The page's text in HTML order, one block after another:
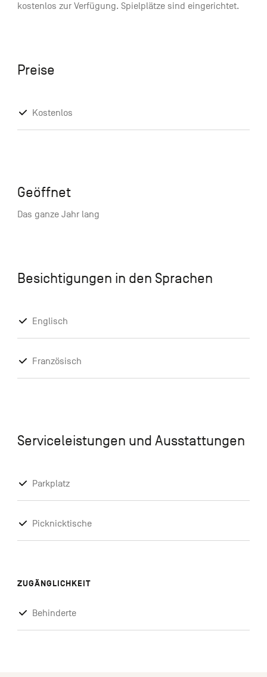
kostenlos zur Verfügung. Spielplätze sind eingerichtet.
Preise
Kostenlos
Geöffnet
Das ganze Jahr lang
Besichtigungen in den Sprachen
Englisch
Französisch
Serviceleistungen und Ausstattungen
Parkplatz
Picknicktische
ZUGÄNGLICHKEIT
Behinderte